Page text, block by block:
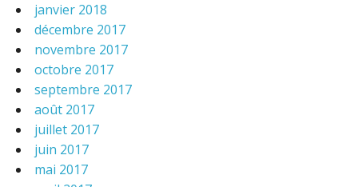
janvier 2018
décembre 2017
novembre 2017
octobre 2017
septembre 2017
août 2017
juillet 2017
juin 2017
mai 2017